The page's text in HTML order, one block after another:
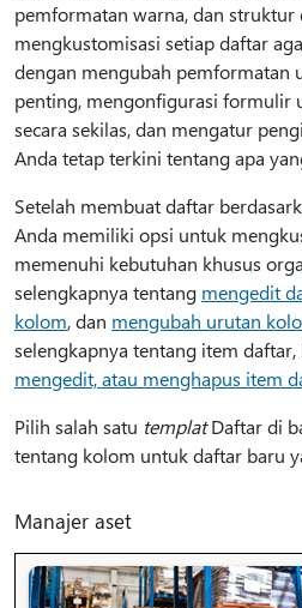
pemformatan warna, dan struktur
mengkustomisasi setiap daftar
dengan mengubah pemformatan
penting, mengonfigurasi formulir
secara sekilas, dan mengatur
Anda tetap terkini tentang apa
Setelah membuat daftar
Anda memiliki opsi untuk
memenuhi kebutuhan khusus
selengkapnya tentang mengedit
kolom, dan mengubah urutan
selengkapnya tentang item daftar,
mengedit, atau menghapus item
Pilih salah satu templatDaftar di
tentang kolom untuk daftar baru
Manajer aset